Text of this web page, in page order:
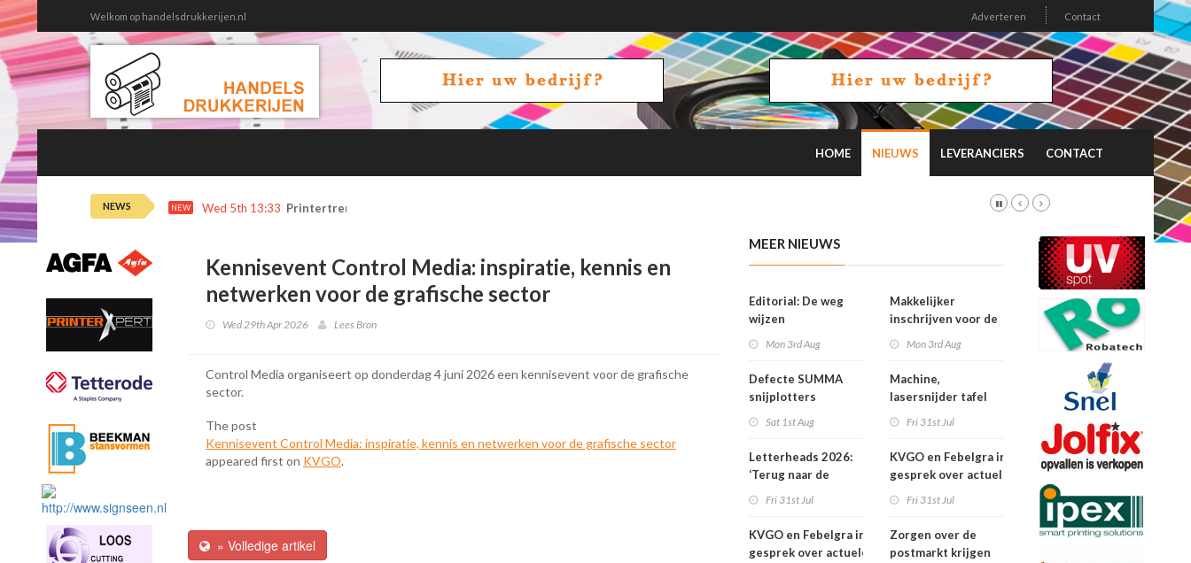
Welkom op handelsdrukkerijen.nl Adverteren Contact
HOME NIEUWS LEVERANCIERS CONTACT
NEWS NEW Wed 5th 13:33 Printertrends en meer
Kennisevent Control Media: inspiratie, kennis en
netwerken voor de grafische sector
Wed 29th Apr 2026 Lees Bron
Control Media organiseert op donderdag 4 juni 2026 een kennisevent voor de grafische
sector.
The post
Kennisevent Control Media: inspiratie, kennis en netwerken voor de grafische sector
appeared first on KVGO.
» Volledige artikel
MEER NIEUWS
Editorial: De weg
wijzen
Mon 3rd Aug
Defecte SUMMA
snijplotters
Sat 1st Aug
Letterheads 2026:
‘Terug naar de
Fri 31st Jul
KVGO en Febelgra in
gesprek over actuele
Makkelijker
inschrijven voor de
Mon 3rd Aug
Machine,
lasersnijder tafel
Fri 31st Jul
KVGO en Febelgra in
gesprek over actuele
Fri 31st Jul
Zorgen over de
postmarkt krijgen